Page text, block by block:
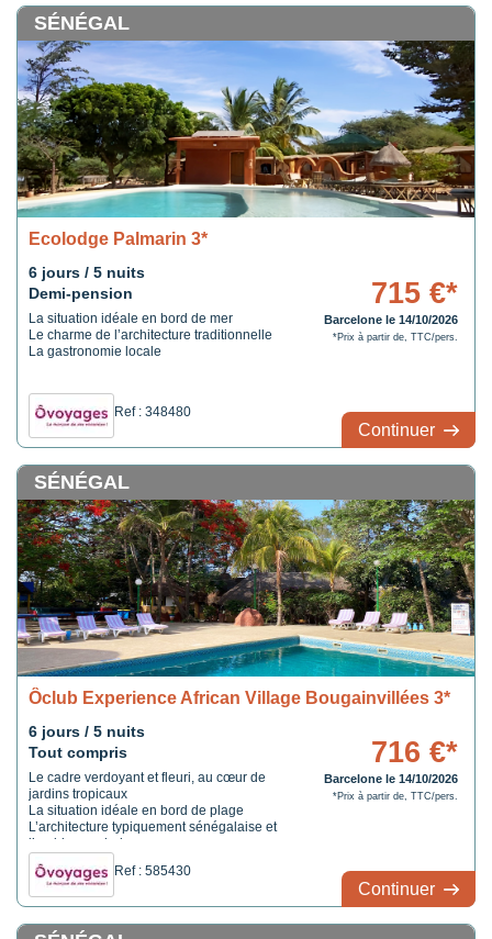
SÉNÉGAL
Ecolodge Palmarin 3*
6 jours / 5 nuits
Demi-pension
La situation idéale en bord de mer
Le charme de l’architecture traditionnelle
La gastronomie locale
Ref : 348480
715 €*
Barcelone le 14/10/2026
*Prix à partir de, TTC/pers.
Continuer
SÉNÉGAL
Ôclub Experience African Village Bougainvillées 3*
6 jours / 5 nuits
Tout compris
Le cadre verdoyant et fleuri, au cœur de
jardins tropicaux
La situation idéale en bord de plage
L’architecture typiquement sénégalaise et
l’ambiance chaleureuse
Ref : 585430
716 €*
Barcelone le 14/10/2026
*Prix à partir de, TTC/pers.
Continuer